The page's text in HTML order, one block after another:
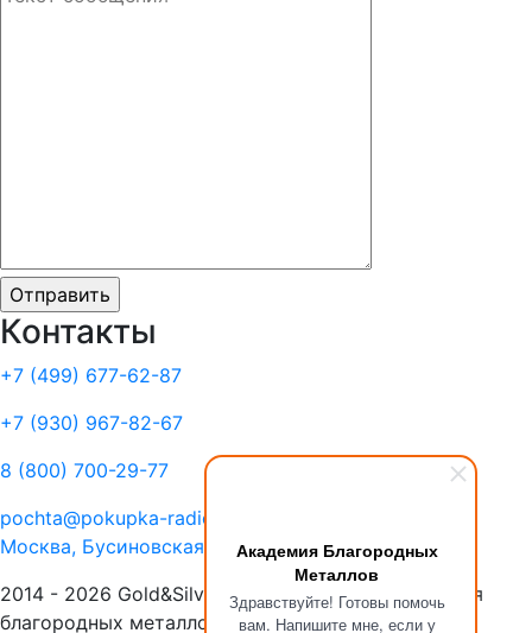
Академия Благородных
Металлов
Здравствуйте! Готовы помочь
вам. Напишите мне, если у
Контакты
+7 (499) 677-62-87
+7 (930) 967-82-67
8 (800) 700-29-77
pochta@pokupka-radiolom.ru
Москва, Бусиновская Горка, 1Е с.5
2014 - 2026 Gold&Silver Научный Центр «Академия
благородных металлов»